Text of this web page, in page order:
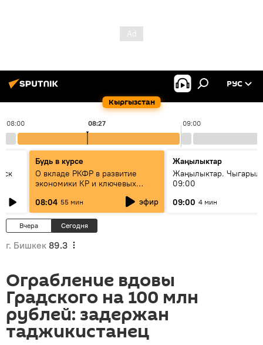
Кыргызстан
РУС
08:00 09:00
08:27
Будь в курсе
О вкладе РКФР в развитие
экономики КР и ключевых
08:04 55 мин эфир
Жаңылыктар
Жаңылыктар.
09:00
09:00 4 мин
Вчера Сегодня
г. Бишкек 89.3
Ограбление вдовы
Градского на 100 млн
рублей: задержан
таджикистанец